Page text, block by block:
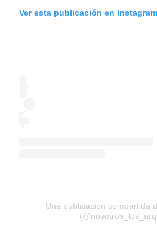
Ver esta publicación en Instagram
Una publicación compartida